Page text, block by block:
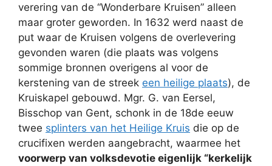
verering van de “Wonderbare Kruisen” alleen
maar groter geworden. In 1632 werd naast de
put waar de Kruisen volgens de overlevering
gevonden waren (die plaats was volgens
sommige bronnen overigens al voor de
kerstening van de streek een heilige plaats), de
Kruiskapel gebouwd. Mgr. G. van Eersel,
Bisschop van Gent, schonk in de 18de eeuw
twee splinters van het Heilige Kruis die op de
crucifixen werden aangebracht, waarmee het
voorwerp van volksdevotie eigenlijk “kerkelijk